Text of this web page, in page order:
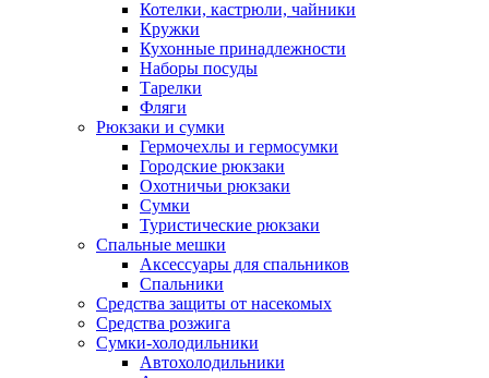
Котелки, кастрюли, чайники
Кружки
Кухонные принадлежности
Наборы посуды
Тарелки
Фляги
Рюкзаки и сумки
Гермочехлы и гермосумки
Городские рюкзаки
Охотничьи рюкзаки
Сумки
Туристические рюкзаки
Спальные мешки
Аксессуары для спальников
Спальники
Средства защиты от насекомых
Средства розжига
Сумки-холодильники
Автохолодильники